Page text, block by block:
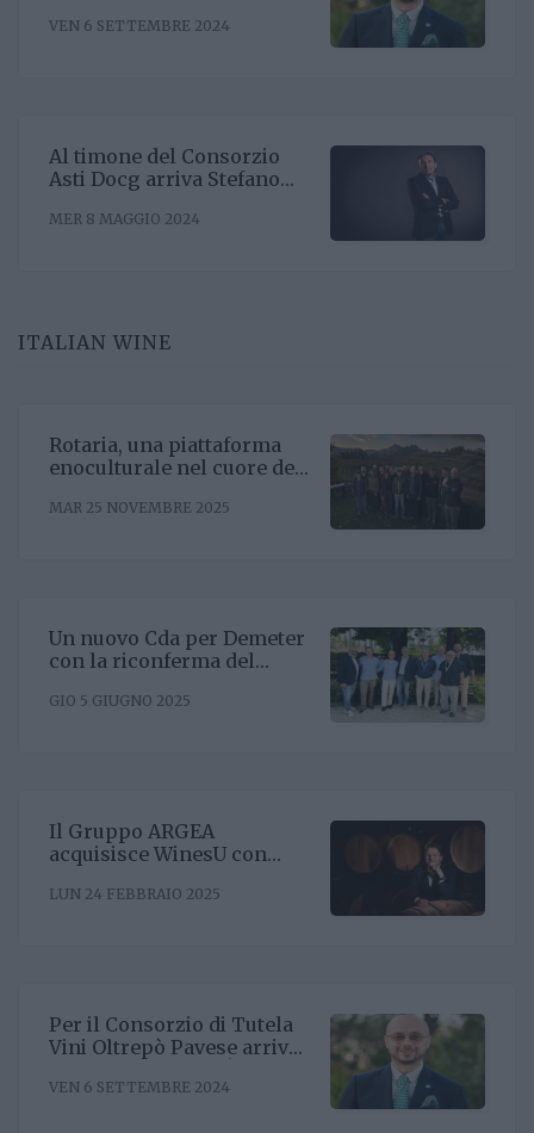
Riccardo Binda
VEN 6 SETTEMBRE 2024
Al timone del Consorzio
Asti Docg arriva Stefano
sinergia associativa e far
MER 8 MAGGIO 2024
ITALIAN WINE
Rotaria, una piattaforma
enoculturale nel cuore del
MAR 25 NOVEMBRE 2025
Un nuovo Cda per Demeter
con la riconferma del
GIO 5 GIUGNO 2025
Il Gruppo ARGEA
acquisisce WinesU con
posizionamento negli Stati
LUN 24 FEBBRAIO 2025
Per il Consorzio di Tutela
Vini Oltrepò Pavese arriva
Riccardo Binda
VEN 6 SETTEMBRE 2024